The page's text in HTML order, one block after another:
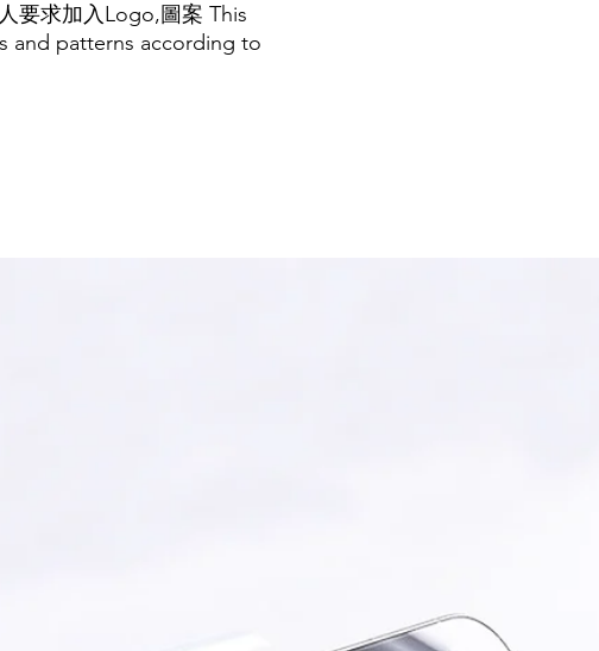
要求加入Logo,圖案 This
and patterns according to